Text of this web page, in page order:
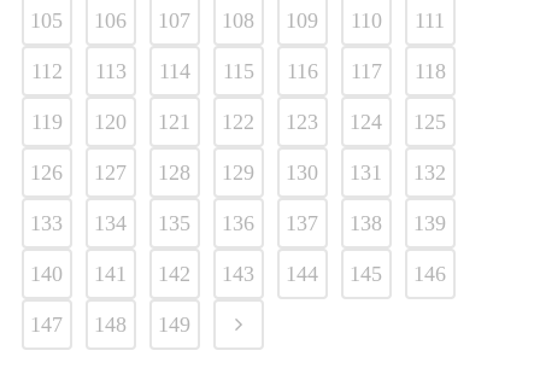
105 106 107 108 109 110 111
112 113 114 115 116 117 118
119 120 121 122 123 124 125
126 127 128 129 130 131 132
133 134 135 136 137 138 139
140 141 142 143 144 145 146
147 148 149